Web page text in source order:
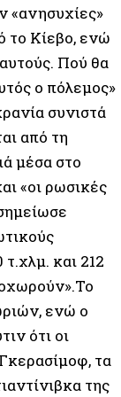
«ανησυχίες»
το Κίεβο, ενώ
Πού θα
ο πόλεμος»
συνιστά
από τη
μέσα στο
«οι ρωσικές
και 212
ενώ ο
ότι οι
τα
της